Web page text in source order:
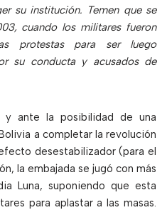
su institución. Temen que se
cuando los militares fueron
protestas para ser luego
su conducta y acusados de
ante la posibilidad de una
a completar la revolución
desestabilizador (para el
la embajada se jugó con más
Luna, suponiendo que esta
para aplastar a las masas.